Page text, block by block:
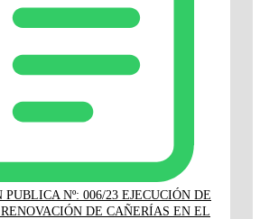
Nº: 006/23 EJECUCIÓN DE
DE CAÑERÍAS EN EL